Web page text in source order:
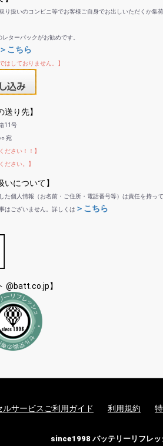
り扱いのコンビニ等でお客様ご自身でお出しいただくか集
ターパックがお勧めです。
＞こちら
はしておりません。】
送り先】
11号
宛
ださい！！】
ださい。】
いについて】
た個人情報（お名前・ご住所・電話番号等）は責任を持っ
はございません。詳しくは ＞こちら
@batt.co.jp】
ルサービスご利用ガイド 利用規約
since1998 バッテリーリフレッ